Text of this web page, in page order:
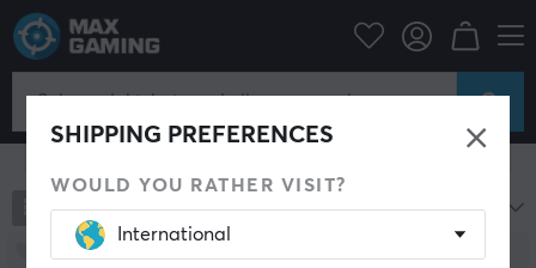
SHIPPING PREFERENCES
WOULD YOU RATHER VISIT?
International
Datatilbehør Gaming mus Trådløs
Trådløs Gaming mus
790 produkter Mest populære